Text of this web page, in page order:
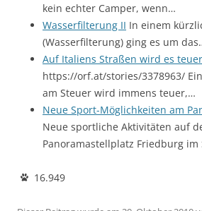
kein echter Camper, wenn…
Wasserfilterung II In einem
(Wasserfilterung) ging es um
Auf Italiens Straßen wird es teuer
https://orf.at/stories/3378963/
am Steuer wird immens teuer,…
Neue Sport-Möglichkeiten am
Neue sportliche Aktivitäten auf
Panoramastellplatz Friedburg
16.949